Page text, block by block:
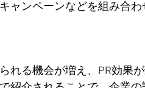
ャンペーンなどを組み合
れる機会が増え、PR効果